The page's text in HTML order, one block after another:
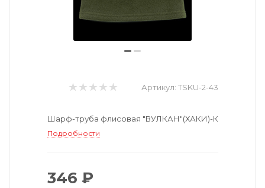
Артикул: TSKU-2-43
Шарф-труба флисовая "ВУЛКАН"(ХАКИ)-К
Подробности
346 ₽